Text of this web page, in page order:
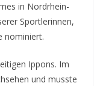
in Nordrhein-
Sportlerinnen,
nominiert.
Ippons. Im
und musste